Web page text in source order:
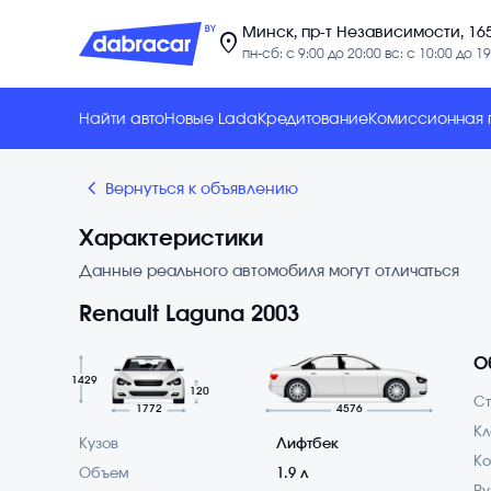
location_on Минск, пр-т Независимости,
пн-сб: с 9:00 до 20:00 вс: с 10:00 до
Найти автоНовые Lada КредитованиеКомиссионная
chevron_backward Вернуться к объявлению
Характеристики
Данные реального автомобиля могут отличаться
Renault Laguna 2003
1772
1429
120
4576
Кузов Лифтбек
Объем 1.9 л